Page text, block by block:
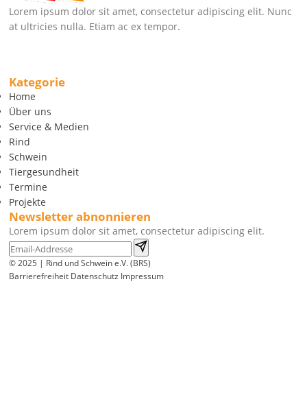
Lorem ipsum dolor sit amet, consectetur adipiscing elit. Nunc
at ultricies nulla. Etiam ac ex tempor.
Kategorie
Home
Über uns
Service & Medien
Rind
Schwein
Tiergesundheit
Termine
Projekte
Newsletter abnonnieren
Lorem ipsum dolor sit amet, consectetur adipiscing elit.
© 2025 | Rind und Schwein e.V. (BRS)
Barrierefreiheit Datenschutz Impressum